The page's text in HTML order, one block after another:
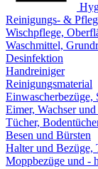
Reinigungs- &
Wischpflege,
Waschmittel,
Desinfektion
Handreiniger
Reinigungsmaterial
Einwascherbezüge,
Eimer, Wachser
Tücher,
Besen und Bürsten
Halter und Bezüge,
Moppbezüge und -